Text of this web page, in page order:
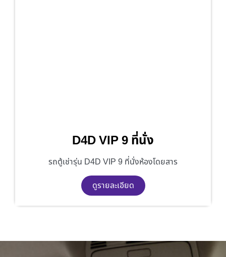
D4D VIP 9 ที่นั่ง
รถตู้เช่ารุ่น D4D VIP 9 ที่นั่งห้องโดยสาร
ดูรายละเอียด